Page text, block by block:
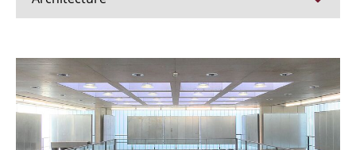
Admission procedure 2024
Bachelor Architecture